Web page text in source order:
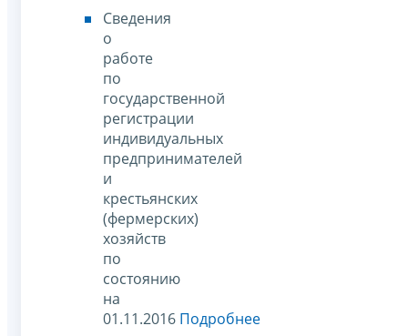
Сведения
о
работе
по
государственной
регистрации
индивидуальных
предпринимателей
и
крестьянских
(фермерских)
хозяйств
по
состоянию
на
01.11.2016 Подробнее